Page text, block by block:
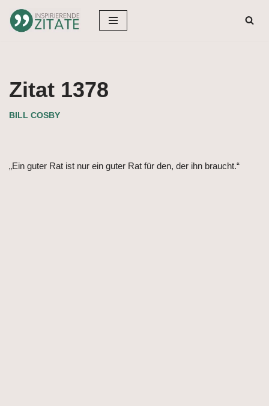
Zum
Zitat 1378
BILL COSBY
„Ein guter Rat ist nur ein guter Rat für den, der ihn braucht.“